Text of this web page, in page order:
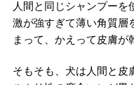
人間と同じシャンプーを
激が強すぎて薄い角質層
まって、かえって皮膚が
そもそも、犬は人間と皮